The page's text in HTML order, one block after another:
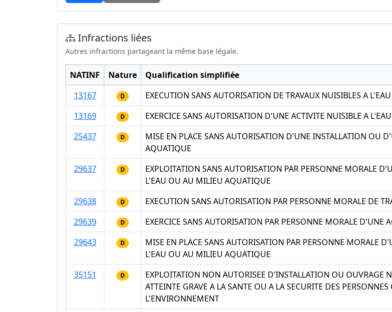
Infractions liées
Autres infractions partageant la même base légale.
NATINF Nature
Qualification simplifiée
13167
D
EXECUTION SANS AUTORISATION DE TRAVAUX NUISIBLES A
13169
D
EXERCICE SANS AUTORISATION D'UNE ACTIVITE NUISIBLE A
25437
D
MISE EN PLACE SANS AUTORISATION D'UNE INSTALLATION OU
AQUATIQUE
29637
D
EXPLOITATION SANS AUTORISATION PAR PERSONNE MORALE
L'EAU OU AU MILIEU AQUATIQUE
29638
D
EXECUTION SANS AUTORISATION PAR PERSONNE MORALE DE
29639
D
EXERCICE SANS AUTORISATION PAR PERSONNE MORALE
29643
D
MISE EN PLACE SANS AUTORISATION PAR PERSONNE MORALE
L'EAU OU AU MILIEU AQUATIQUE
35151
D
EXPLOITATION NON AUTORISEE D'INSTALLATION OU OUVRAGE
ATTEINTE GRAVE A LA SANTE OU A LA SECURITE DES
L'ENVIRONNEMENT